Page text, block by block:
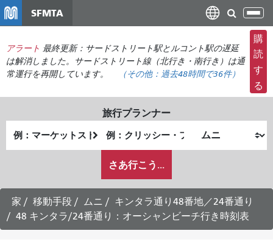
コ
ン
テ
ン
ツ
移
SFMTA
ナ
ビ
ゲ
ー
シ
ョ
の
切
り
え
アラート 最終更新：サードストリート駅とルコント駅の遅延
は解消しました。サードストリート線（北行き・南行き）は通
常運行を再開しています。
（その他： 過去48時間で36件）
購
読
す
る
旅行プランナー
出
発
終
了
が
ど
の
よ
う
さあ行こう...
家 移動手段 ムニ
キンタラ通り48番地／24番通り
48 キンタラ/24番通り：オーシャンビーチ行き時刻表